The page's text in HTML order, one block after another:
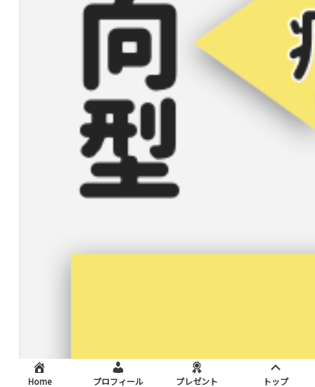
Home プロフィール プレゼント トップ